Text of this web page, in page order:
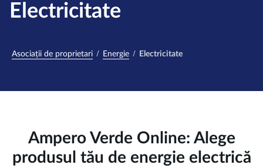
Electricitate
Asociații de proprietari Energie Electricitate
Ampero Verde Online: Alege
produsul tău de energie electrică